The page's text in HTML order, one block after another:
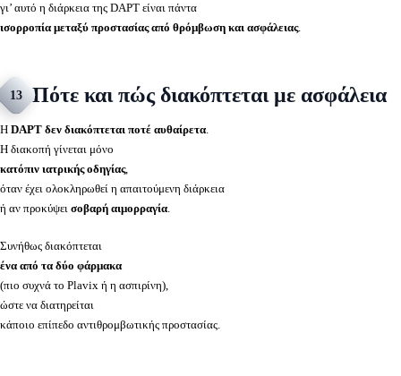
γι’ αυτό η διάρκεια της DAPT είναι πάντα
ισορροπία μεταξύ προστασίας από θρόμβωση και ασφάλειας.
13 Πότε και πώς διακόπτεται με ασφάλεια
Η DAPT δεν διακόπτεται ποτέ αυθαίρετα.
Η διακοπή γίνεται μόνο
κατόπιν ιατρικής οδηγίας,
όταν έχει ολοκληρωθεί η απαιτούμενη διάρκεια
ή αν προκύψει σοβαρή αιμορραγία.
Συνήθως διακόπτεται
ένα από τα δύο φάρμακα
(πιο συχνά το Plavix ή η ασπιρίνη),
ώστε να διατηρείται
κάποιο επίπεδο αντιθρομβωτικής προστασίας.